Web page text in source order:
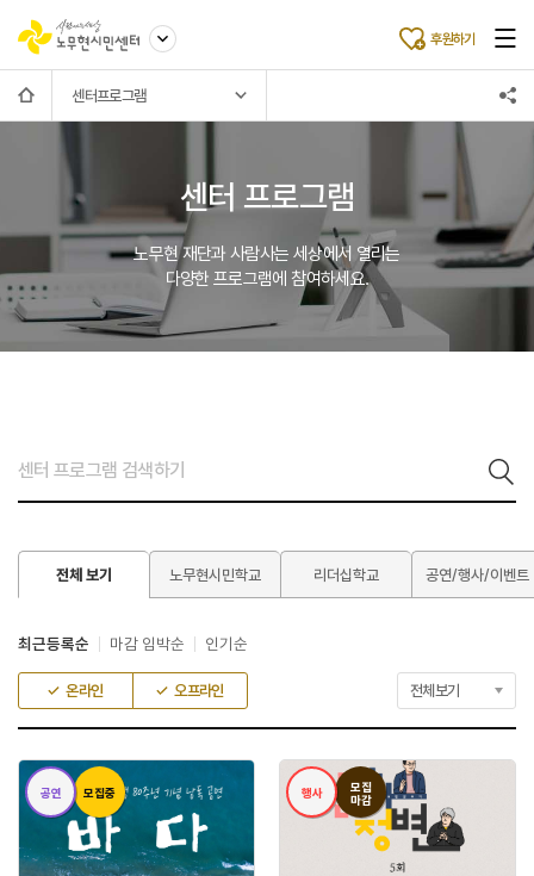
후원하기
센터프로그램
센터 프로그램
노무현 재단과 사람사는 세상에서 열리는
다양한 프로그램에 참여하세요.
전체 보기 노무현시민학교 리더십학교 공연/행사/이벤트
최근등록순 마감 임박순 인기순
온라인 오프라인
공연 모집중 행사
모집
마감